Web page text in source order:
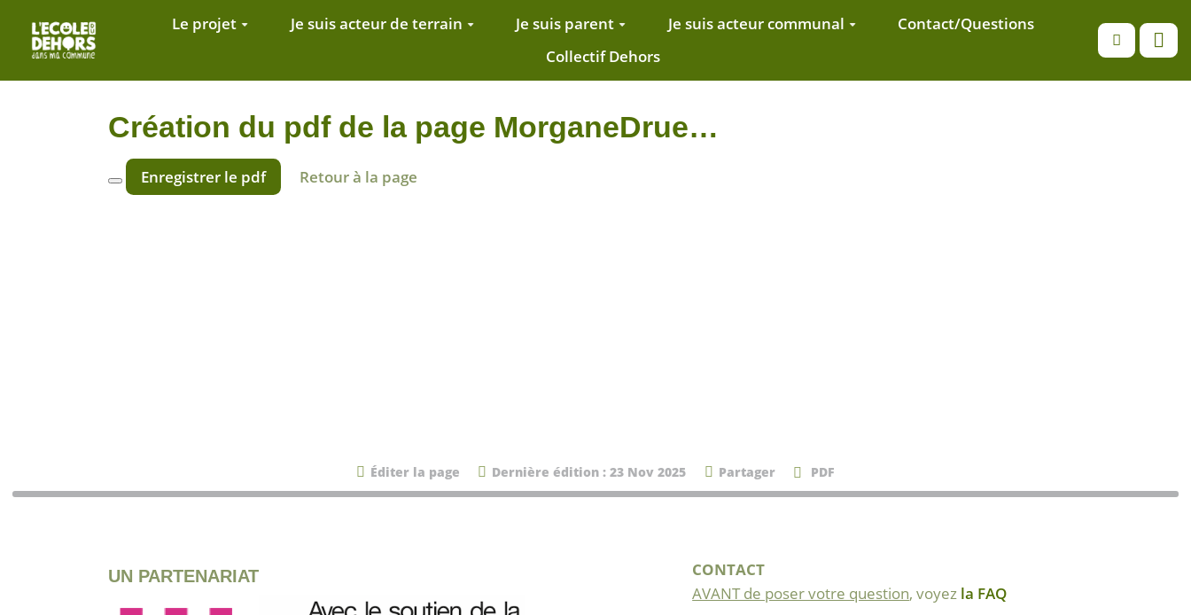
Aller au contenu principal
Le projet Je suis acteur de terrain Je suis parent Je suis acteur communal
Contact/Questions
Collectif Dehors
Création du pdf de la page MorganeDrue…
Enregistrer le pdf Retour à la page
Éditer la page Dernière édition : 23 Nov 2025 Partager PDF
UN PARTENARIAT
CONTACT
AVANT de poser votre question, voyez la FAQ